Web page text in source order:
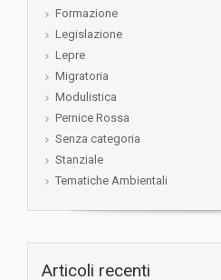
Formazione
Legislazione
Lepre
Migratoria
Modulistica
Pernice Rossa
Senza categoria
Stanziale
Tematiche Ambientali
Articoli recenti